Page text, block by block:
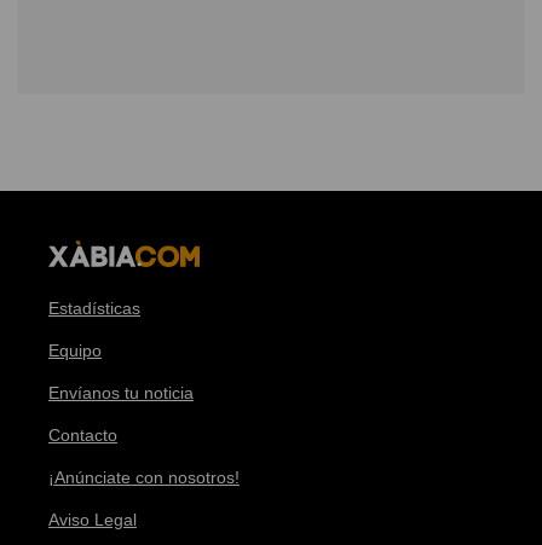
Estadísticas
Equipo
Envíanos tu noticia
Contacto
¡Anúnciate con nosotros!
Aviso Legal